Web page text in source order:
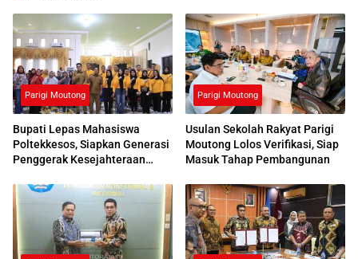
Parigi Moutong
Bupati Lepas Mahasiswa
Poltekkesos, Siapkan Generasi
Penggerak Kesejahteraan
Parigi Moutong
Usulan Sekolah Rakyat Parigi
Moutong Lolos Verifikasi, Siap
Masuk Tahap Pembangunan